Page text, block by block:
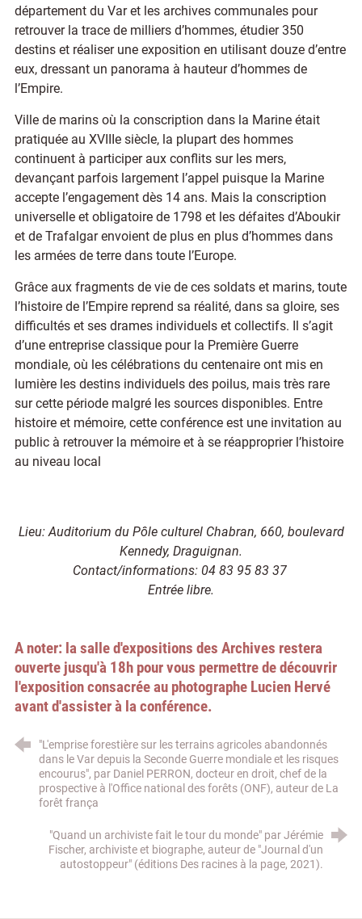
département du Var et les archives communales pour
retrouver la trace de milliers d’hommes, étudier 350
destins et réaliser une exposition en utilisant douze d’entre
eux, dressant un panorama à hauteur d’hommes de
l’Empire.
Ville de marins où la conscription dans la Marine était
pratiquée au XVIIIe siècle, la plupart des hommes
continuent à participer aux conflits sur les mers,
devançant parfois largement l’appel puisque la Marine
accepte l’engagement dès 14 ans. Mais la conscription
universelle et obligatoire de 1798 et les défaites d’Aboukir
et de Trafalgar envoient de plus en plus d’hommes dans
les armées de terre dans toute l’Europe.
Grâce aux fragments de vie de ces soldats et marins, toute
l’histoire de l’Empire reprend sa réalité, dans sa gloire, ses
difficultés et ses drames individuels et collectifs. Il s’agit
d’une entreprise classique pour la Première Guerre
mondiale, où les célébrations du centenaire ont mis en
lumière les destins individuels des poilus, mais très rare
sur cette période malgré les sources disponibles. Entre
histoire et mémoire, cette conférence est une invitation au
public à retrouver la mémoire et à se réapproprier l’histoire
au niveau local
Lieu: Auditorium du Pôle culturel Chabran, 660, boulevard
Kennedy, Draguignan.
Contact/informations: 04 83 95 83 37
Entrée libre.
A noter: la salle d'expositions des Archives restera
ouverte jusqu'à 18h pour vous permettre de découvrir
l'exposition consacrée au photographe Lucien Hervé
avant d'assister à la conférence.
"L'emprise forestière sur les terrains agricoles abandonnés
dans le Var depuis la Seconde Guerre mondiale et les risques
encourus", par Daniel PERRON, docteur en droit, chef de la
prospective à l'Office national des forêts (ONF), auteur de La
forêt frança
"Quand un archiviste fait le tour du monde" par Jérémie
Fischer, archiviste et biographe, auteur de "Journal d'un
autostoppeur" (éditions Des racines à la page, 2021).